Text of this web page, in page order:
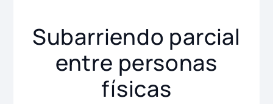
Subarriendo parcial
entre personas
físicas